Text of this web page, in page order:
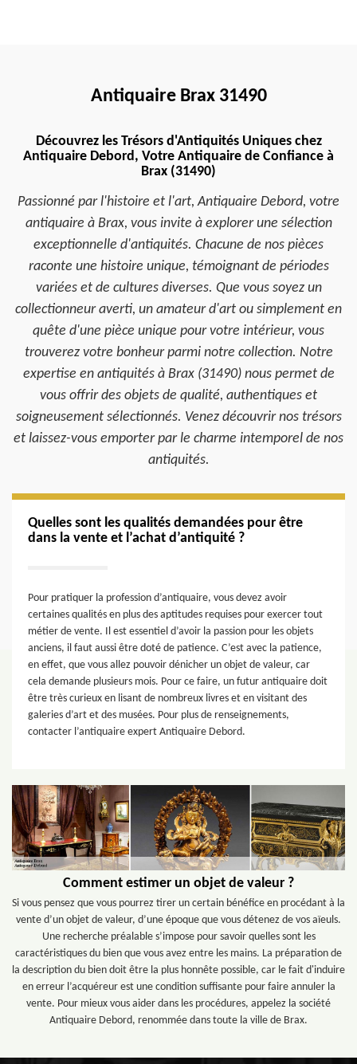
Antiquaire Brax 31490
Découvrez les Trésors d'Antiquités Uniques chez
Antiquaire Debord, Votre Antiquaire de Confiance à
Brax (31490)
Passionné par l'histoire et l'art, Antiquaire Debord, votre
antiquaire à Brax, vous invite à explorer une sélection
exceptionnelle d'antiquités. Chacune de nos pièces
raconte une histoire unique, témoignant de périodes
variées et de cultures diverses. Que vous soyez un
collectionneur averti, un amateur d'art ou simplement en
quête d'une pièce unique pour votre intérieur, vous
trouverez votre bonheur parmi notre collection. Notre
expertise en antiquités à Brax (31490) nous permet de
vous offrir des objets de qualité, authentiques et
soigneusement sélectionnés. Venez découvrir nos trésors
et laissez-vous emporter par le charme intemporel de nos
antiquités.
Quelles sont les qualités demandées pour être
dans la vente et l’achat d’antiquité ?
Pour pratiquer la profession d’antiquaire, vous devez avoir
certaines qualités en plus des aptitudes requises pour exercer tout
métier de vente. Il est essentiel d’avoir la passion pour les objets
anciens, il faut aussi être doté de patience. C’est avec la patience,
en effet, que vous allez pouvoir dénicher un objet de valeur, car
cela demande plusieurs mois. Pour ce faire, un futur antiquaire doit
être très curieux en lisant de nombreux livres et en visitant des
galeries d’art et des musées. Pour plus de renseignements,
contacter l’antiquaire expert Antiquaire Debord.
Comment estimer un objet de valeur ?
Si vous pensez que vous pourrez tirer un certain bénéfice en procédant à la
vente d’un objet de valeur, d’une époque que vous détenez de vos aïeuls.
Une recherche préalable s’impose pour savoir quelles sont les
caractéristiques du bien que vous avez entre les mains. La préparation de
la description du bien doit être la plus honnête possible, car le fait d'induire
en erreur l’acquéreur est une condition suffisante pour faire annuler la
vente. Pour mieux vous aider dans les procédures, appelez la société
Antiquaire Debord, renommée dans toute la ville de Brax.